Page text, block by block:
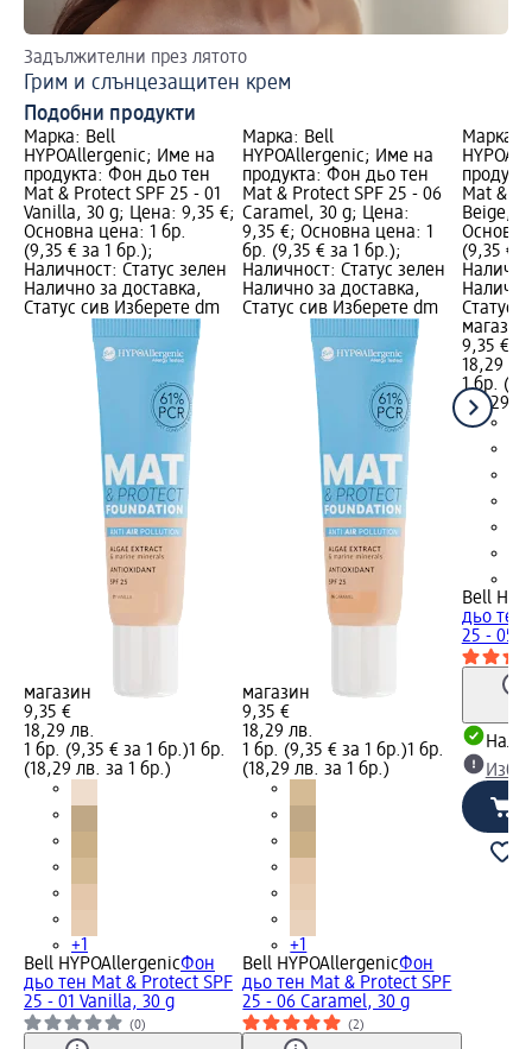
Задължителни през лятото
Грим и слънцезащитен крем
Подобни продукти
Марка: Bell
HYPOAllergenic; Име на
продукта: Фон дьо тен
Mat & Protect SPF 25 - 01
Vanilla, 30 g; Цена: 9,35 €;
Основна цена: 1 бр.
(9,35 € за 1 бр.);
Наличност: Статус зелен
Налично за доставка,
Статус сив Изберете dm
магазин
9,35 €
18,29 лв.
1 бр. (9,35 € за 1 бр.)1 бр.
(18,29 лв. за 1 бр.)
+1
Bell HYPOAllergenicФон
дьо тен Mat & Protect SPF
25 - 01 Vanilla, 30 g
(0)
Марка: Bell
HYPOAllergenic; Име на
продукта: Фон дьо тен
Mat & Protect SPF 25 - 06
Caramel, 30 g; Цена:
9,35 €; Основна цена: 1
бр. (9,35 € за 1 бр.);
Наличност: Статус зелен
Налично за доставка,
Статус сив Изберете dm
магазин
9,35 €
18,29 лв.
1 бр. (9,35 € за 1 бр.)1 бр.
(18,29 лв. за 1 бр.)
+1
Bell HYPOAllergenicФон
дьо тен Mat & Protect SPF
25 - 06 Caramel, 30 g
(2)
Марка:
Mat &
Beige,
(9,35 €
Статус
магазин
9,35 €
18,29 лв.
1 бр.
(18,29
Bell
дьо тен
25 - 05